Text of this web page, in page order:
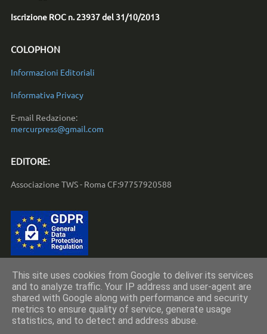
Iscrizione ROC n. 23937 del 31/10/2013
COLOPHON
Informazioni Editoriali
Informativa Privacy
E-mail Redazione:
mercurpress@gmail.com
EDITORE:
Associazione TWS - Roma CF:97757920588
Copyright © 2010-2023 byAssociazione TWS - Roma
CF:97757920588
This site uses cookies from Google to deliver its services
and to analyze traffic. Your IP address and user-agent are
shared with Google along with performance and security
metrics to ensure quality of service, generate usage
statistics, and to detect and address abuse.